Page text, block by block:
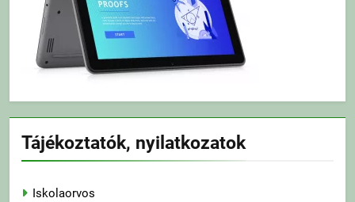
Tájékoztatók, nyilatkozatok
Iskolaorvos